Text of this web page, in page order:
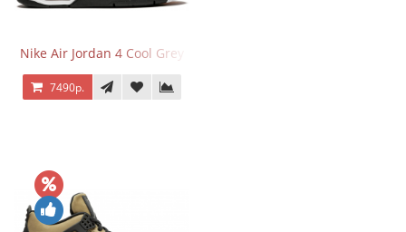
Nike Air Jordan 4 Cool Grey
7490р.